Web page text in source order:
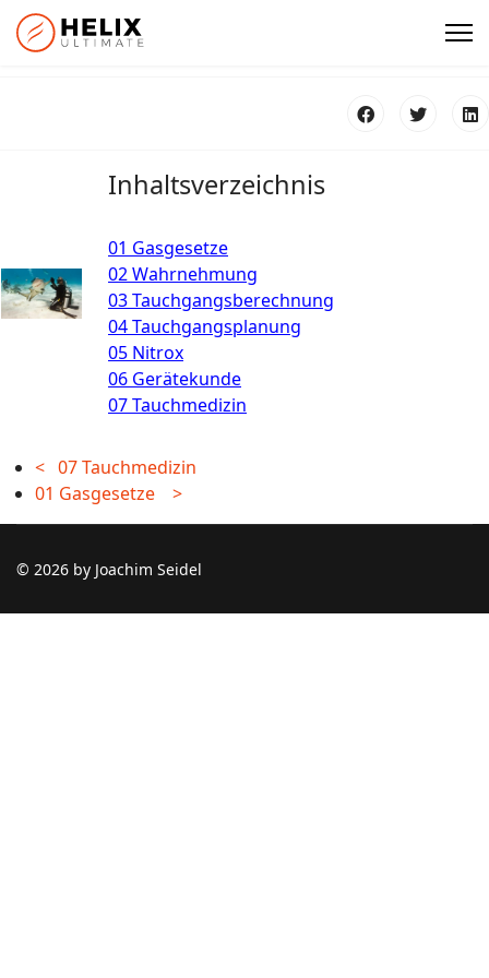
Inhaltsverzeichnis
01 Gasgesetze
02 Wahrnehmung
03 Tauchgangsberechnung
04 Tauchgangsplanung
05 Nitrox
06 Gerätekunde
07 Tauchmedizin
< 07 Tauchmedizin
01 Gasgesetze >
© 2026 by Joachim Seidel